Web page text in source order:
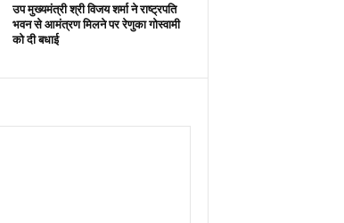
उप मुख्यमंत्री श्री विजय शर्मा ने राष्ट्रपति
भवन से आमंत्रण मिलने पर रेणुका गोस्वामी
को दी बधाई